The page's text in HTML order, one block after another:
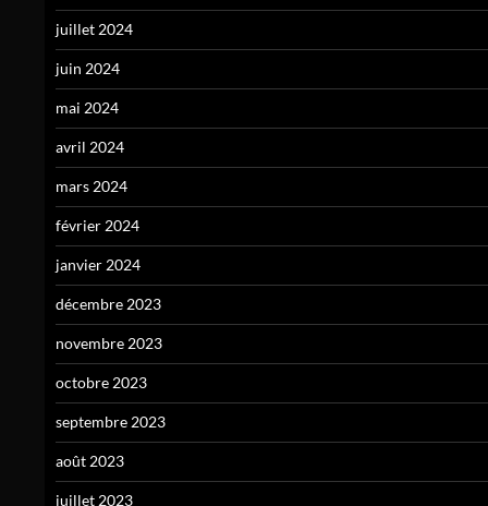
juillet 2024
juin 2024
mai 2024
avril 2024
mars 2024
février 2024
janvier 2024
décembre 2023
novembre 2023
octobre 2023
septembre 2023
août 2023
juillet 2023